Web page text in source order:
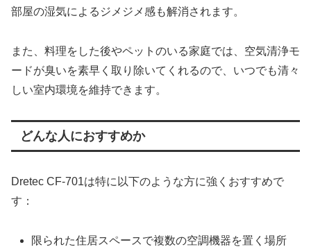
部屋の湿気によるジメジメ感も解消されます。
また、料理をした後やペットのいる家庭では、空気清浄モ
ードが臭いを素早く取り除いてくれるので、いつでも清々
しい室内環境を維持できます。
どんな人におすすめか
Dretec CF-701は特に以下のような方に強くおすすめで
す：
限られた住居スペースで複数の空調機器を置く場所